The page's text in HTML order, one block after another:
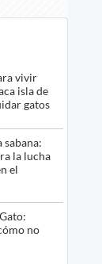
vivir
isla de
gatos
sabana:
la lucha
el
no